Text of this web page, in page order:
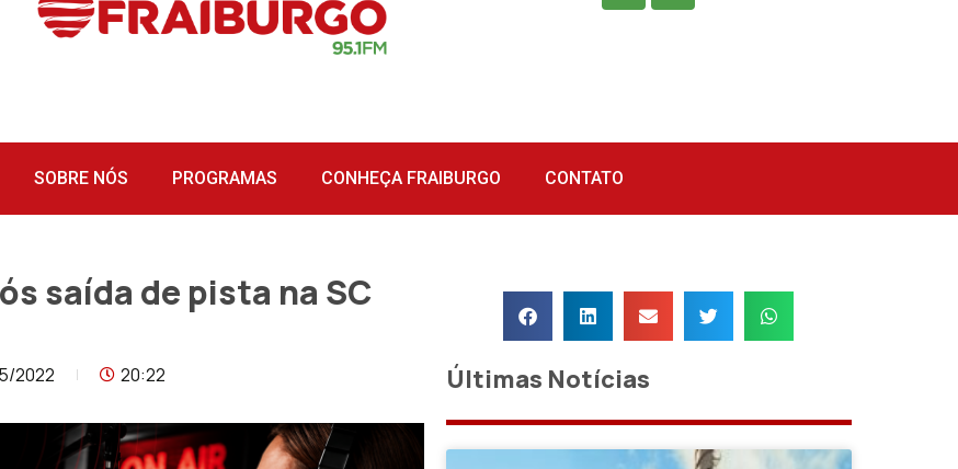
SOBRE NÓS PROGRAMAS CONHEÇA FRAIBURGO CONTATO
saída de pista na SC
2022 20:22 Últimas Notícias